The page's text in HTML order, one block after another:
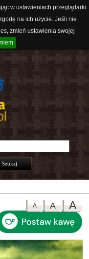
w ustawieniach przeglądarki
na ich użycie. Jeśli nie
zmień ustawienia swojej
A
A
A